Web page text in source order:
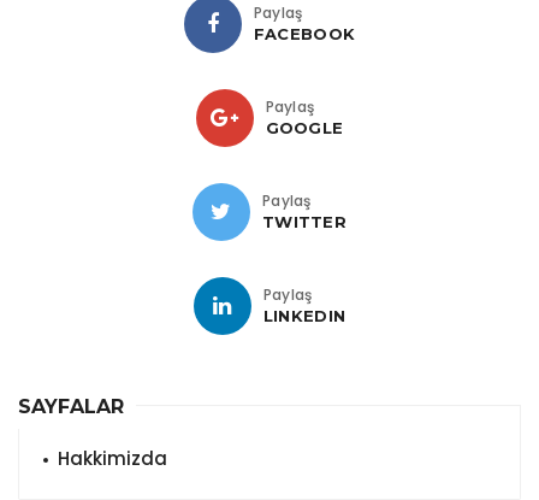
Paylaş
FACEBOOK
Paylaş
GOOGLE
Paylaş
TWITTER
Paylaş
LINKEDIN
SAYFALAR
Hakkimizda